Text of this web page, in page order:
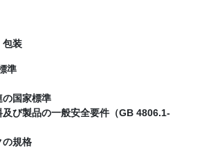
装
準
国家標準
び製品の一般安全要件（GB 4806.1-
規格